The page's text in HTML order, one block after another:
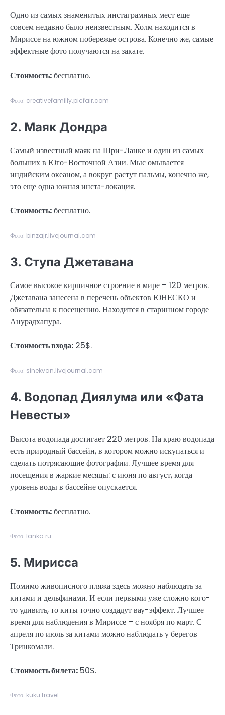
Одно из самых знаменитых инстаграмных мест еще
совсем недавно было неизвестным. Холм находится в
Мириссе на южном побережье острова. Конечно же, самые
эффектные фото получаются на закате.
Стоимость:бесплатно.
Фото: creativefamilly.picfair.com
2. Маяк Дондра
Самый известный маяк на Шри-Ланке и один из самых
больших в Юго-Восточной Азии. Мыс омывается
индийским океаном, а вокруг растут пальмы, конечно же,
это еще одна южная инста-локация.
Стоимость:бесплатно.
Фото: binzajr.livejournal.com
3. Ступа Джетавана
Самое высокое кирпичное строение в мире – 120 метров.
Джетавана занесена в перечень объектов ЮНЕСКО и
обязательна к посещению. Находится в старинном городе
Анурадхапура.
Стоимость входа: 25$.
Фото: sinekvan.livejournal.com
4. Водопад Диялума или «Фата
Невесты»
Высота водопада достигает 220 метров. На краю водопада
есть природный бассейн, в котором можно искупаться и
сделать потрясающие фотографии. Лучшее время для
посещения в жаркие месяцы: с июня по август, когда
уровень воды в бассейне опускается.
Стоимость:бесплатно.
Фото: lanka.ru
5. Мирисса
Помимо живописного пляжа здесь можно наблюдать за
китами и дельфинами. И если первыми уже сложно кого-
то удивить, то киты точно создадут вау-эффект. Лучшее
время для наблюдения в Мириссе – с ноября по март. С
апреля по июль за китами можно наблюдать у берегов
Тринкомали.
Стоимость билета: 50$.
Фото: kuku.travel